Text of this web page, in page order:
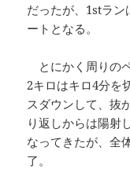
だったが、1stラン
ートとなる。
とにかく周りの
2キロはキロ4分を
スダウンして、抜
り返しからは陽射
なってきたが、全
了。